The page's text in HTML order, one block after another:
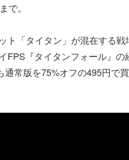
で。
ト「タイタン」が混在する戦
FPS『タイタンフォール』の
通常版を75%オフの495円で